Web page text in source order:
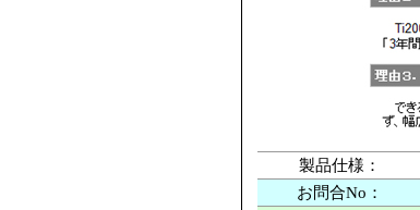
製品仕様：
お問合No：